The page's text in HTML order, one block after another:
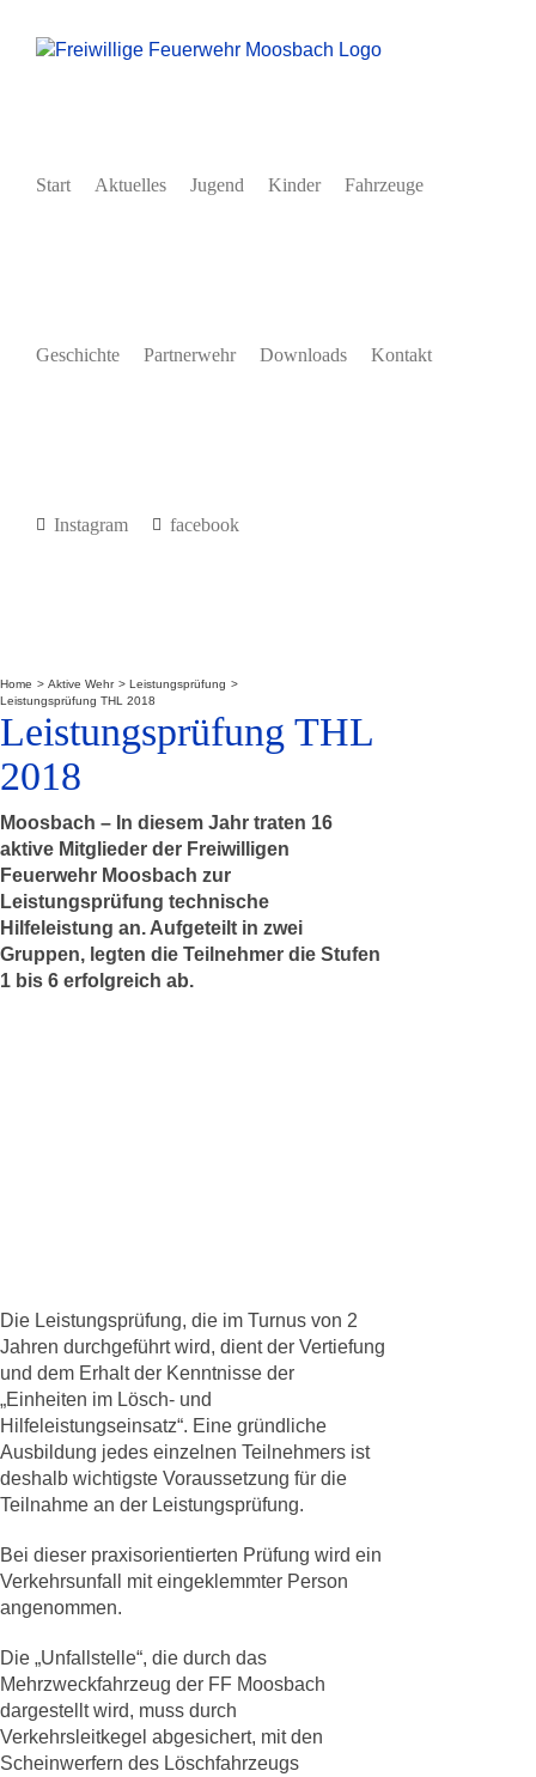
Inhalt
Start Aktuelles Jugend Kinder Fahrzeuge
Geschichte Partnerwehr Downloads Kontakt
Instagram facebook
Home Aktive Wehr
Leistungsprüfung
Leistungsprüfung THL 2018
Leistungsprüfung THL
2018
Moosbach – In diesem Jahr traten 16
aktive Mitglieder der Freiwilligen
Feuerwehr Moosbach zur
Leistungsprüfung technische
Hilfeleistung an. Aufgeteilt in zwei
Gruppen, legten die Teilnehmer die Stufen
1 bis 6 erfolgreich ab.
Die Leistungsprüfung, die im Turnus von 2
Jahren durchgeführt wird, dient der Vertiefung
und dem Erhalt der Kenntnisse der
„Einheiten im Lösch- und
Hilfeleistungseinsatz“. Eine gründliche
Ausbildung jedes einzelnen Teilnehmers ist
deshalb wichtigste Voraussetzung für die
Teilnahme an der Leistungsprüfung.
Bei dieser praxisorientierten Prüfung wird ein
Verkehrsunfall mit eingeklemmter Person
angenommen.
Die „Unfallstelle“, die durch das
Mehrzweckfahrzeug der FF Moosbach
dargestellt wird, muss durch
Verkehrsleitkegel abgesichert, mit den
Scheinwerfern des Löschfahrzeugs